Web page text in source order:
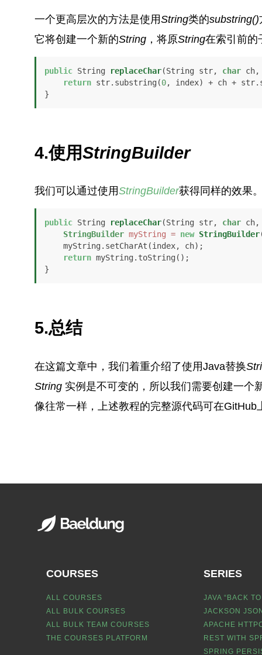
一个更高层次的方法是使用String类的substring()
它将创建一个新的String，将原String在索引前的
public String replaceChar(String str, char
return str.substring(0, index) + ch +
4.使用StringBuilder
我们可以通过使用StringBuilder获得同样的效果
public String replaceChar(String str, char
StringBuilder myString = new StringBuilder
return myString.toString();
}
5.总结
在这篇文章中，我们着重介绍了使用Java替换
String实例是不可变的，所以我们需要创建一个
像往常一样，上述教程的完整源代码可在GitHub
COURSES
ALL COURSES
ALL BULK COURSES
ALL BULK TEAM COURSES
THE COURSES PLATFORM
SERIES
JAVA “BACK
JACKSON
APACHE
REST WITH
SPRING